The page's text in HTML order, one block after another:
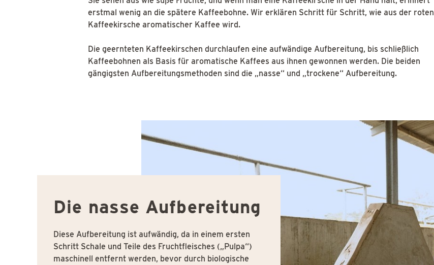
erstmal wenig an die spätere Kaffeebohne. Wir erklären Schritt für Schritt, wie aus der roten
Kaffeekirsche aromatischer Kaffee wird.
Die geernteten Kaffeekirschen durchlaufen eine aufwändige Aufbereitung, bis schließlich
Kaffeebohnen als Basis für aromatische Kaffees aus ihnen gewonnen werden. Die beiden
gängigsten Aufbereitungsmethoden sind die „nasse“ und „trockene“ Aufbereitung.
Die nasse Aufbereitung
Diese Aufbereitung ist aufwändig, da in einem ersten
Schritt Schale und Teile des Fruchtfleisches („Pulpa“)
maschinell entfernt werden, bevor durch biologische